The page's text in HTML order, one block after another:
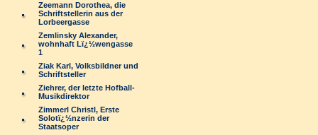
Zeemann Dorothea, die
Schriftstellerin aus der
Lorbeergasse
Zemlinsky Alexander,
wohnhaft Lï¿½wengasse
1
Ziak Karl, Volksbildner und
Schriftsteller
Ziehrer, der letzte Hofball-
Musikdirektor
Zimmerl Christl, Erste
Solotï¿½nzerin der
Staatsoper